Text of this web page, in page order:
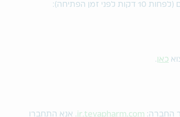
הפתיחה):
כאן.
החברה: ir.tevapharm.com. אנא התחברו